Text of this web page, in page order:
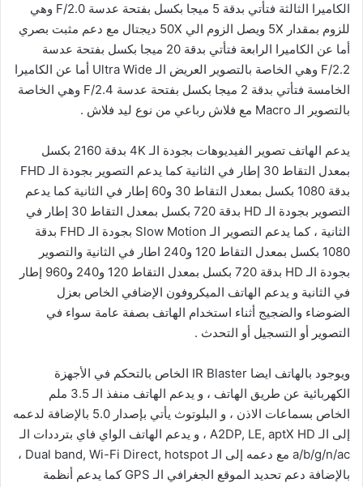
الكاميرا الثالثة فتأتي بدقة 5 ميجا بكسل بفتحة عدسة F/2.0 وهي
للزوم بمقدار 5X ويصل الزوم الي 50X ديجتال مع دعم مثبت بصري
أما عن الكاميرا الرابعة فتأتي بدقة 20 ميجا بكسل بفتحة عدسة
F/2.2 وهي الخاصة بالتصوير العريض الـ Ultra Wide أما عن الكاميرا
الخامسة فتأتي بدقة 2 ميجا بكسل بفتحة عدسة F/2.4 وهي الخاصة
بالتصوير الـ Macro مع فلاش رباعي من نوع ليد فلاش .
يدعم الهاتف تصوير الفيديوهات بجودة الـ 4K بدقة 2160 بكسل
بمعدل التقاط 30 إطار في الثانية كما يدعم التصوير بجودة الـ FHD
بدقة 1080 بكسل بمعدل التقاط 30 و60 إطار في الثانية كما يدعم
التصوير بجودة الـ HD بدقة 720 بكسل بمعدل التقاط 30 إطار في
الثانية ، كما يدعم التصوير الـ Slow Motion بجودة الـ FHD بدقة
1080 بكسل بمعدل التقاط 120 و240 اطار في الثانية والتصوير
بجودة الـ HD بدقة 720 بكسل بمعدل التقاط 120 و240 و960 إطار
في الثانية و يدعم الهاتف الميكروفون الإضافي الخاص بعزل
الضوضاء والضجيج أثناء استخدام الهاتف بصفة عامة سواء في
التصوير أو التسجيل أو التحدث .
ويوجود بالهاتف ايضا IR Blaster الخاص بالتحكم في الأجهزة
الكهربائية عن طريق الهاتف ، و يدعم الهاتف منفذ الـ 3.5 ملم
الخاص بسماعات الاذن ، و البلوتوث يأتي بإصدار 5.0 بالإضافة لدعمه
إلى الـ A2DP, LE, aptX HD ، و يدعم الهاتف الواي فاي بترددات الـ
a/b/g/n/ac مع دعمه إلى الـ Dual band, Wi-Fi Direct, hotspot ،
بالإضافة دعم تحديد الموقع الجغرافي الـ GPS كما يدعم أنظمة